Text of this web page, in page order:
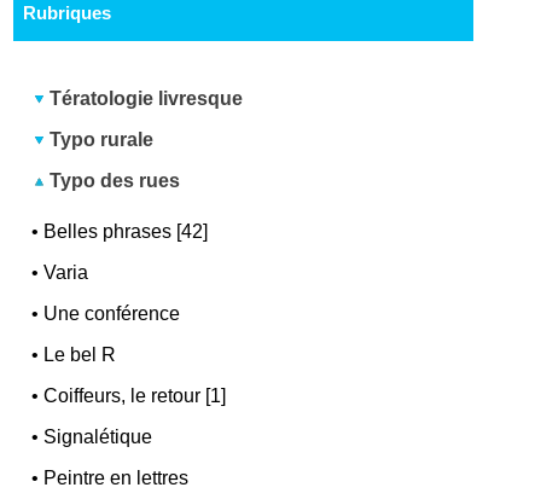
Rubriques
Tératologie livresque
Typo rurale
Typo des rues
• Belles phrases [42]
•Varia
• Une conférence
• Le bel R
•Coiffeurs, le retour [1]
• Signalétique
• Peintre en lettres